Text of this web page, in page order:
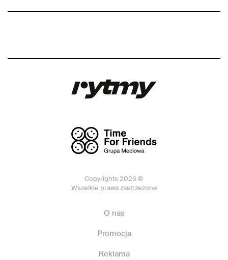
Copyrights 2026 ©
Wszelkie prawa zastrzeżone
O nas
Promocja
Reklama